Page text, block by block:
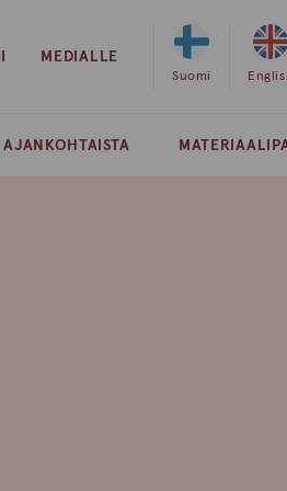
MEDIALLE
Valitse
Suomi
AJANKOHTAISTA